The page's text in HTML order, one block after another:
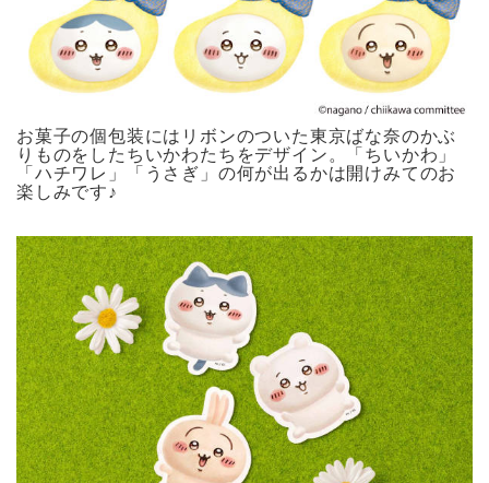
お菓子の個包装にはリボンのついた東京ばな奈のかぶ
りものをしたちいかわたちをデザイン。「ちいかわ」
「ハチワレ」「うさぎ」の何が出るかは開けみてのお
楽しみです♪